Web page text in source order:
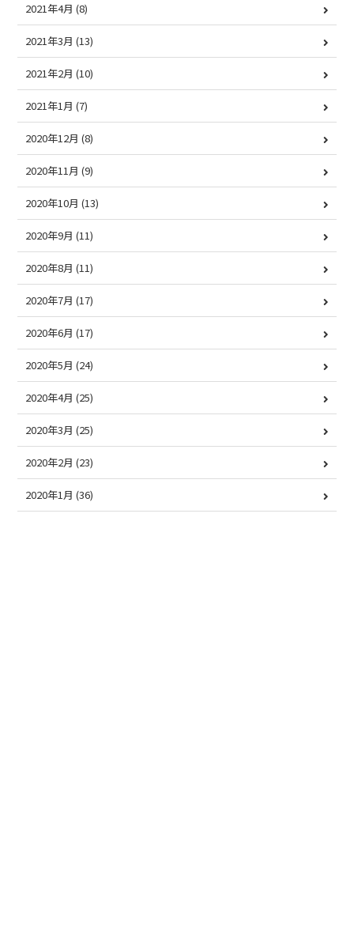
2021年4月 (8)
2021年3月 (13)
2021年2月 (10)
2021年1月 (7)
2020年12月 (8)
2020年11月 (9)
2020年10月 (13)
2020年9月 (11)
2020年8月 (11)
2020年7月 (17)
2020年6月 (17)
2020年5月 (24)
2020年4月 (25)
2020年3月 (25)
2020年2月 (23)
2020年1月 (36)